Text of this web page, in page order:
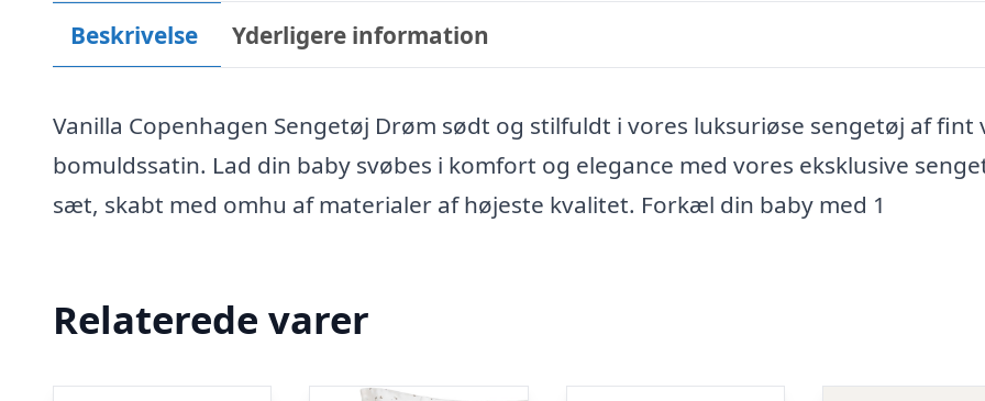
Beskrivelse Yderligere information
Vanilla Copenhagen Sengetøj Drøm sødt og stilfuldt i vores luksuriøse sengetøj af
bomuldssatin. Lad din baby svøbes i komfort og elegance med vores eksklusive
sæt, skabt med omhu af materialer af højeste kvalitet. Forkæl din baby med 1
Relaterede varer